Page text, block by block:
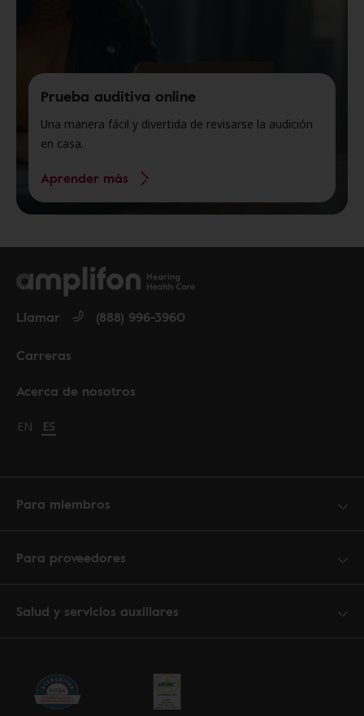
Prueba auditiva online
Una manera fácil y divertida de revisarse la audición
en casa.
Aprender más
Acerca de nosotros
Carreras
Llamar (888) 996-3960
Change language to English
EN Cambiar idioma a español
ES
Para miembros
Para proveedores
Salud y servicios auxiliares